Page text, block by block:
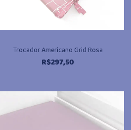
Trocador Americano Grid Rosa
R$297,50